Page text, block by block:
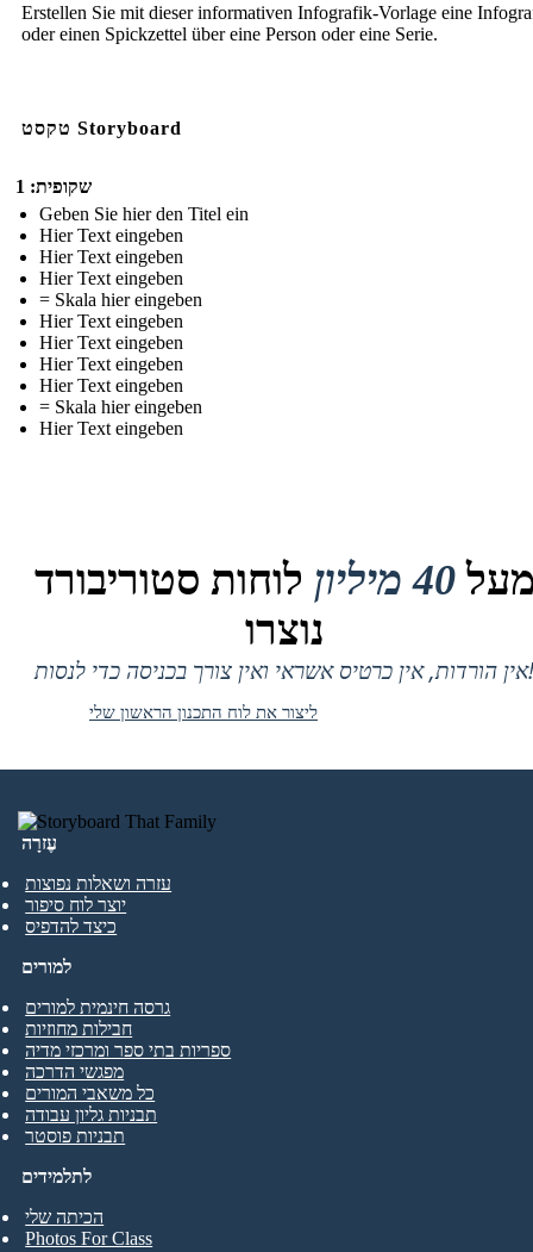
Erstellen Sie mit dieser informativen Infografik-Vorlage eine
oder einen Spickzettel über eine Person oder eine Serie.
טקסט Storyboard
שקופית: 1
Geben Sie hier den Titel ein
Hier Text eingeben
Hier Text eingeben
Hier Text eingeben
= Skala hier eingeben
Hier Text eingeben
Hier Text eingeben
Hier Text eingeben
Hier Text eingeben
= Skala hier eingeben
Hier Text eingeben
40 מיליון
לוחות סטוריבורד
נוצרו
אין הורדות, אין כרטיס אשראי ואין צורך בכניסה כדי לנסות!
ליצור את לוח התכנון הראשון שלי
עֶזרָה
עזרה ושאלות נפוצות
יוצר לוח סיפור
כיצד להדפיס
לתלמידים
הכיתה שלי
Photos For Class
למורים
גרסה חינמית למורים
חבילות מחוזיות
ספריות בתי ספר ומרכזי מדיה
מפגשי הדרכה
כל משאבי המורים
תבניות גליון עבודה
תבניות פוסטר